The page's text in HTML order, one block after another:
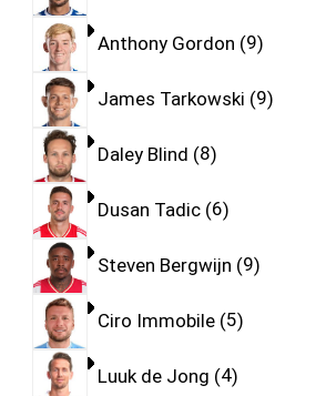
Anthony Gordon 9
James Tarkowski 9
Daley Blind 8
Dusan Tadic 6
Steven Bergwijn 9
Ciro Immobile 5
Luuk de Jong 4